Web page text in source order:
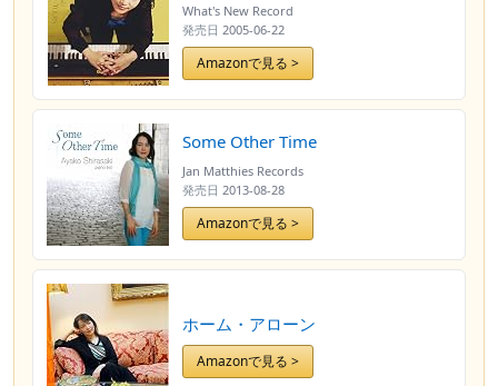
What's New Record
発売日 2005-06-22
Amazonで見る >
Some Other Time
Jan Matthies Records
発売日 2013-08-28
Amazonで見る >
ホーム・アローン
Amazonで見る >